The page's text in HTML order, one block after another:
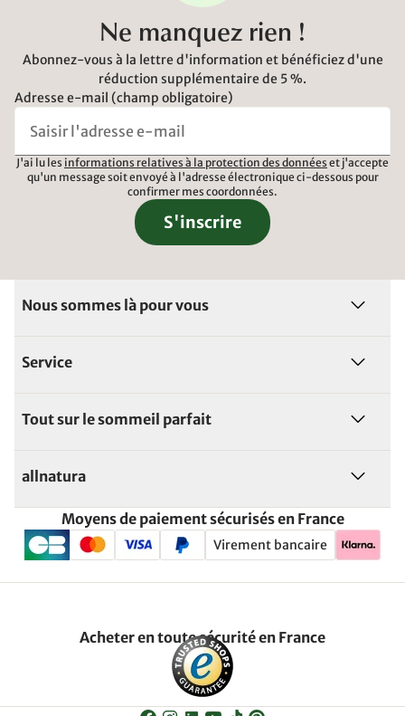
Ne manquez rien !
Abonnez-vous à la lettre d'information et bénéficiez d'une
réduction supplémentaire de 5 %.
Adresse e-mail (champ obligatoire)
J'ai lu les informations relatives à la protection des données et j'accepte
qu'un message soit envoyé à l'adresse électronique ci-dessous pour
confirmer mes coordonnées.
S'inscrire
Nous sommes là pour vous
Service
Tout sur le sommeil parfait
allnatura
Moyens de paiement sécurisés en France
Virement bancaire
Acheter en toute sécurité en France